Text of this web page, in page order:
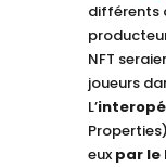
différents
NFT
joueurs
L’
eux par le